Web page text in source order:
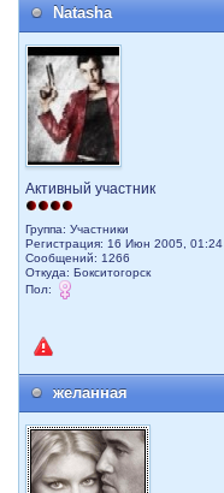
Natasha
Активный участник
Группа: Участники
Регистрация: 16 Июн 2005, 01:24
Сообщений: 1266
Откуда: Бокситогорск
Пол:
желанная